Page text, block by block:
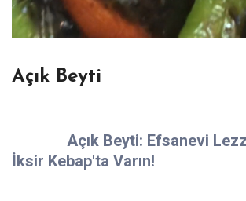
Açık Beyti
Açık Beyti: Efsanevi
İksir Kebap'ta Varın!